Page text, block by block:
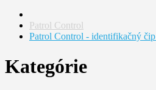
Patrol Control
Patrol Control - identifikačný
Kategórie